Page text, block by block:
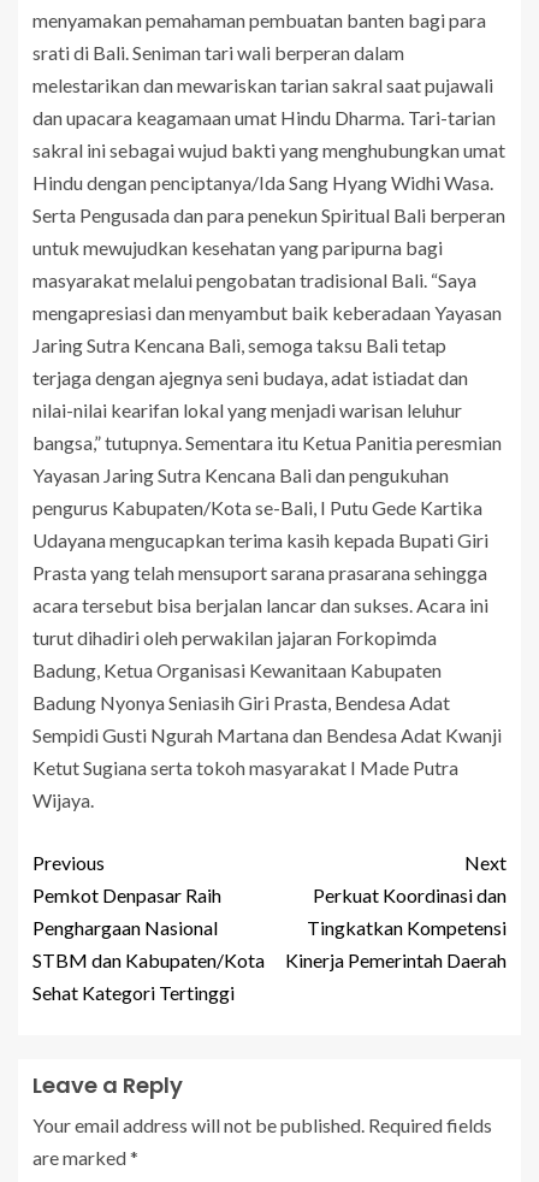
menyamakan pemahaman pembuatan banten bagi para
srati di Bali. Seniman tari wali berperan dalam
melestarikan dan mewariskan tarian sakral saat pujawali
dan upacara keagamaan umat Hindu Dharma. Tari-tarian
sakral ini sebagai wujud bakti yang menghubungkan umat
Hindu dengan penciptanya/Ida Sang Hyang Widhi Wasa.
Serta Pengusada dan para penekun Spiritual Bali berperan
untuk mewujudkan kesehatan yang paripurna bagi
masyarakat melalui pengobatan tradisional Bali. “Saya
mengapresiasi dan menyambut baik keberadaan Yayasan
Jaring Sutra Kencana Bali, semoga taksu Bali tetap
terjaga dengan ajegnya seni budaya, adat istiadat dan
nilai-nilai kearifan lokal yang menjadi warisan leluhur
bangsa,” tutupnya. Sementara itu Ketua Panitia peresmian
Yayasan Jaring Sutra Kencana Bali dan pengukuhan
pengurus Kabupaten/Kota se-Bali, I Putu Gede Kartika
Udayana mengucapkan terima kasih kepada Bupati Giri
Prasta yang telah mensuport sarana prasarana sehingga
acara tersebut bisa berjalan lancar dan sukses. Acara ini
turut dihadiri oleh perwakilan jajaran Forkopimda
Badung, Ketua Organisasi Kewanitaan Kabupaten
Badung Nyonya Seniasih Giri Prasta, Bendesa Adat
Sempidi Gusti Ngurah Martana dan Bendesa Adat Kwanji
Ketut Sugiana serta tokoh masyarakat I Made Putra
Wijaya.
Previous
Pemkot Denpasar Raih
Penghargaan Nasional
STBM dan Kabupaten/Kota
Sehat Kategori Tertinggi
Next
Perkuat Koordinasi dan
Tingkatkan Kompetensi
Kinerja Pemerintah Daerah
Leave a Reply
Your email address will not be published. Required fields
are marked*